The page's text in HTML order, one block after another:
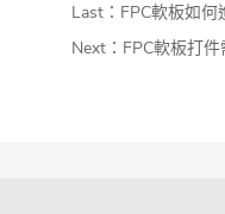
Last： FPC軟板如何
Next： FPC軟板打